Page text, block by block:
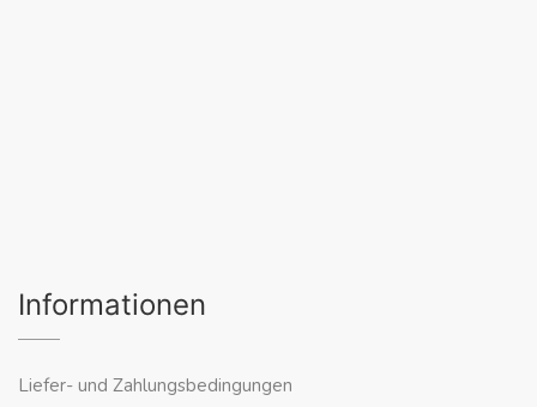
Informationen
Liefer- und Zahlungsbedingungen